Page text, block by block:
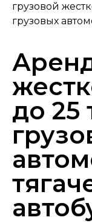
грузовой
грузовых
до 25